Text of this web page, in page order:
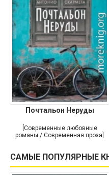
Почтальон Неруды
[Современные любовные
романы / Современная проза]
САМЫЕ ПОПУЛЯРНЫЕ